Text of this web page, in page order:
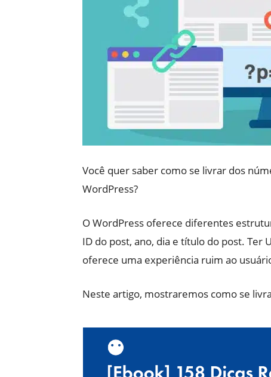
Você quer saber como se livrar dos
WordPress?
O WordPress oferece diferentes
ID do post, ano, dia e título do post. Ter
oferece uma experiência ruim ao
Neste artigo, mostraremos como se